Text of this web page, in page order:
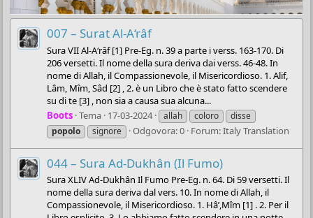
007 – Surat Al-A‘râf
Sura VII Al-A‘râf [1] Pre-Eg. n. 39 a parte i verss. 163-170. Di
206 versetti. Il nome della sura deriva dai verss. 46-48. In
nome di Allah, il Compassionevole, il Misericordioso. 1. Alif,
Lâm, Mîm, Sâd [2] , 2. è un Libro che è stato fatto scendere
su di te [3] , non sia a causa sua alcuna...
Boots Tema 17-03-2024 allah coloro
disse
popolo
signore Odgovora: 0 Forum:Italy Translation
044 – Sura Ad-Dukhân (Il Fumo)
Sura XLIV Ad-Dukhân Il Fumo Pre-Eg. n. 64. Di 59 versetti. Il
nome della sura deriva dal vers. 10. In nome di Allah, il
Compassionevole, il Misericordioso. 1. Hâ’,Mîm [1] . 2. Per il